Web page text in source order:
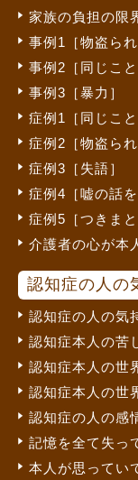
家族の負担の限
事例1［物盗られ
事例2［同じこ
事例3［暴力］
症例1［同じこ
症例2［物盗られ
症例3［失語］
症例4［嘘の話
症例5［つきま
介護者の心が本
認知症の人の
認知症の人の気
認知症本人の苦
認知症本人の世
認知症本人の世
認知症の人の感
記憶を全て失っ
本人が思ってい